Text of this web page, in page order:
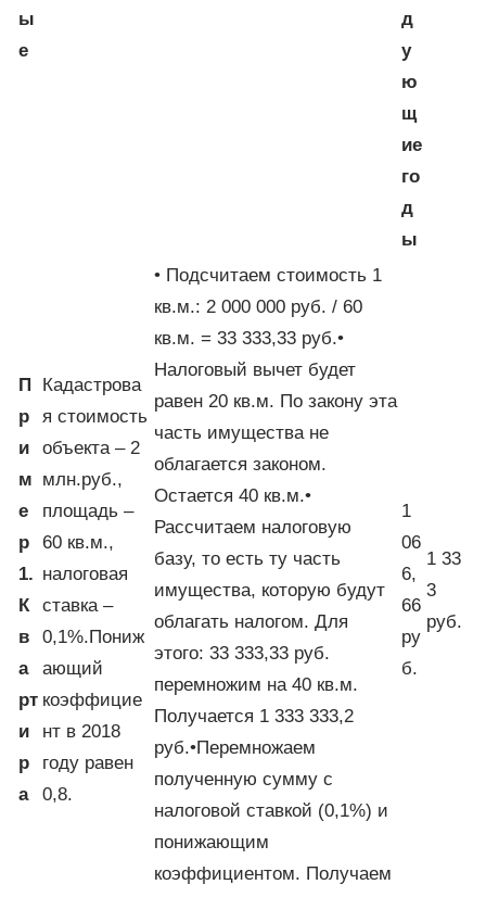
ы
е
д
у
ю
щ
ие
го
д
ы
П
р
и
м
е
р
1.
К
в
а
рт
и
р
а
Кадастрова
я стоимость
объекта – 2
млн.руб.,
площадь –
60 кв.м.,
налоговая
ставка –
0,1%.Пониж
ающий
коэффицие
нт в 2018
году равен
0,8.
• Подсчитаем стоимость 1
кв.м.: 2 000 000 руб. / 60
кв.м. = 33 333,33 руб.•
Налоговый вычет будет
равен 20 кв.м. По закону эта
часть имущества не
облагается законом.
Остается 40 кв.м.•
Рассчитаем налоговую
базу, то есть ту часть
имущества, которую будут
облагать налогом. Для
этого: 33 333,33 руб.
перемножим на 40 кв.м.
Получается 1 333 333,2
руб.•Перемножаем
полученную сумму с
налоговой ставкой (0,1%) и
понижающим
коэффициентом. Получаем
1
06
6,
66
ру
б.
1 33
3
руб.